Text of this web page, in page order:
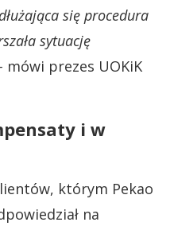
się procedura
sytuację
mówi prezes UOKiK
i w
którym Pekao
na